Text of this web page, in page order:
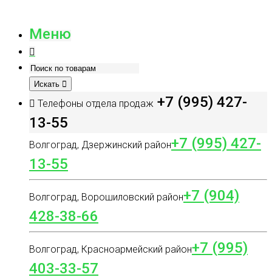
Меню
Искать
Телефоны отдела продаж +7 (995) 427-
13-55
Волгоград, Дзержинский район+7 (995) 427-
13-55
Волгоград, Ворошиловский район+7 (904)
428-38-66
Волгоград, Красноармейский район+7 (995)
403-33-57